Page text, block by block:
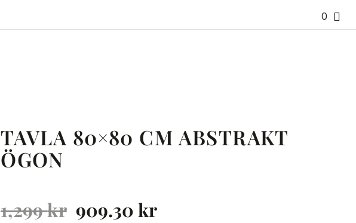
0
TAVLA 80×80 CM ABSTRAKT
ÖGON
1,299kr 909.30kr